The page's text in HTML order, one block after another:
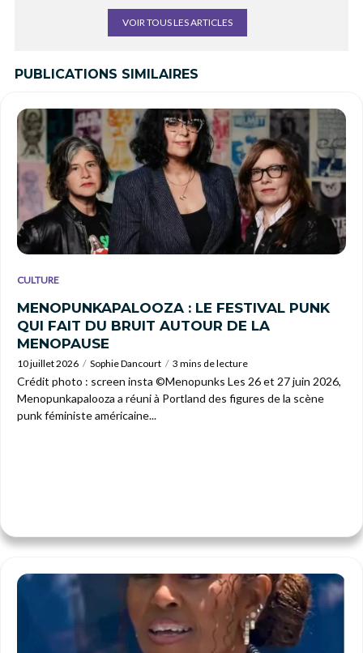
VOIR TOUS LES ARTICLES
PUBLICATIONS SIMILAIRES
CULTURE
MENOPUNKAPALOOZA : LE FESTIVAL PUNK
QUI FAIT DU BRUIT AUTOUR DE LA
MENOPAUSE
10 juillet 2026 Sophie Dancourt 3 mins de lecture
Crédit photo : screen insta ©Menopunks Les 26 et 27 juin 2026,
Menopunkapalooza a réuni à Portland des figures de la scène
punk féministe américaine...